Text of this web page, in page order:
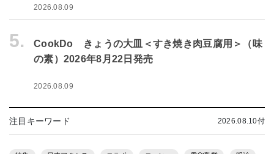
2026.08.09
5.
CookDo きょうの大皿＜すき焼き肉豆腐用＞（味
の素）2026年8月22日発売
2026.08.09
注目キーワード 2026.08.10付